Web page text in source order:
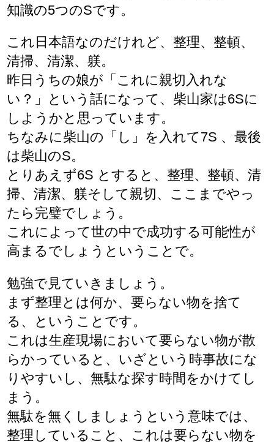
知識の5つのSです。
これ日本語なのだけれど、整理、整頓、
清掃、清潔、躾。
昨日うちの娘が「これに親切入れな
い？」という話になって、柴山家は6Sに
しようかと思っています。
ちなみに柴山の「し」を入れて7S 、最後
は柴山のS。
とりあえず6S とすると、整理、整頓、清
掃、清潔、躾そして親切、ここまでやっ
たら完璧でしょう。
これによって世の中で成功する可能性が
高まるでしょうということで。
勉強で見ていきましょう。
まず整理とは何か、要らない物を捨て
る、ということです。
これは生産現場において要らない物が散
らかっていると、いざという時事故にな
りやすいし、無駄な探す時間をかけてし
まう。
無駄を無くしましょうという意味では、
整理していること、これは要らない物を